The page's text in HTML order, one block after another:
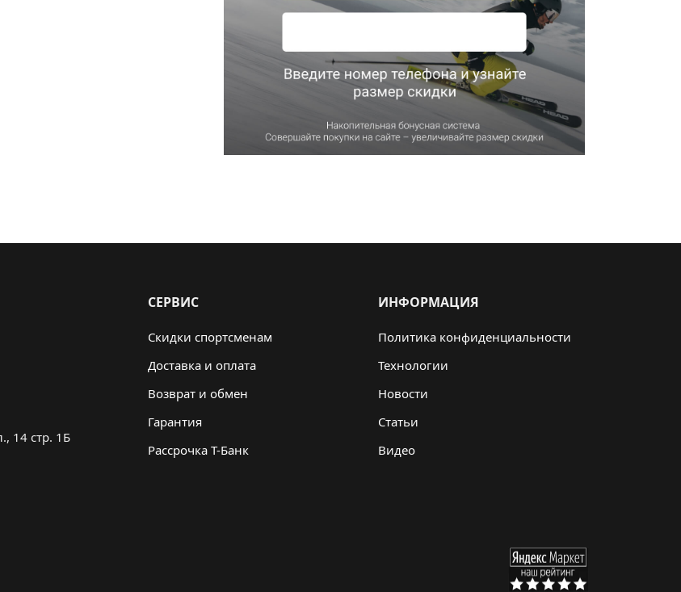
14 стр. 1Б
СЕРВИС
Скидки спортсменам
Доставка и оплата
Возврат и обмен
Гарантия
Рассрочка Т-Банк
ИНФОРМАЦИЯ
Политика конфиденциальности
Технологии
Новости
Статьи
Видео